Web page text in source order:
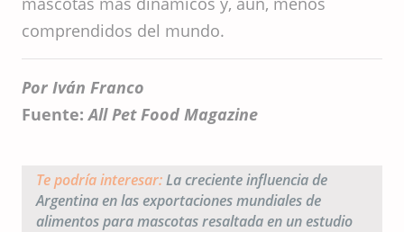
comprendidos del mundo.
Por Iván Franco
Fuente: All Pet Food Magazine
Te podría interesar:La creciente influencia de
Argentina en las exportaciones mundiales de
alimentos para mascotas resaltada en un estudio